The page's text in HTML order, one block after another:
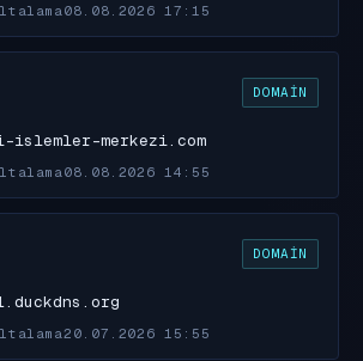
08.08.2026 17:15
DOMAIN
islemler-merkezi.com
08.08.2026 14:55
DOMAIN
20.07.2026 15:55